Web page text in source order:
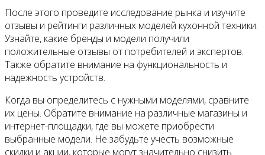
После этого проведите исследование рынка и изучите
отзывы и рейтинги различных моделей кухонной техники.
Узнайте, какие бренды и модели получили
положительные отзывы от потребителей и экспертов.
Также обратите внимание на функциональность и
надежность устройств.
Когда вы определитесь с нужными моделями, сравните
их цены. Обратите внимание на различные магазины и
интернет-площадки, где вы можете приобрести
выбранные модели. Не забудьте учесть возможные
скидки и акции, которые могут значительно снизить